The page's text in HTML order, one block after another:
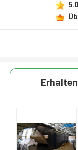
5.0